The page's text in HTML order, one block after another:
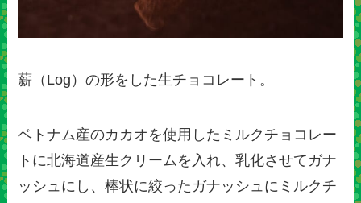
薪（Log）の形をした生チョコレート。
ベトナム産のカカオを使用したミルクチョコレー
トに北海道産生クリームを入れ、乳化させてガナ
ッシュにし、棒状に絞ったガナッシュにミルクチ